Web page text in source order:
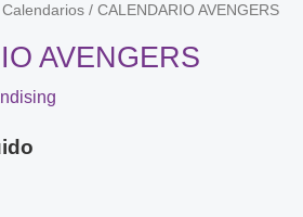
Calendarios / CALENDARIO AVENGERS
AVENGERS